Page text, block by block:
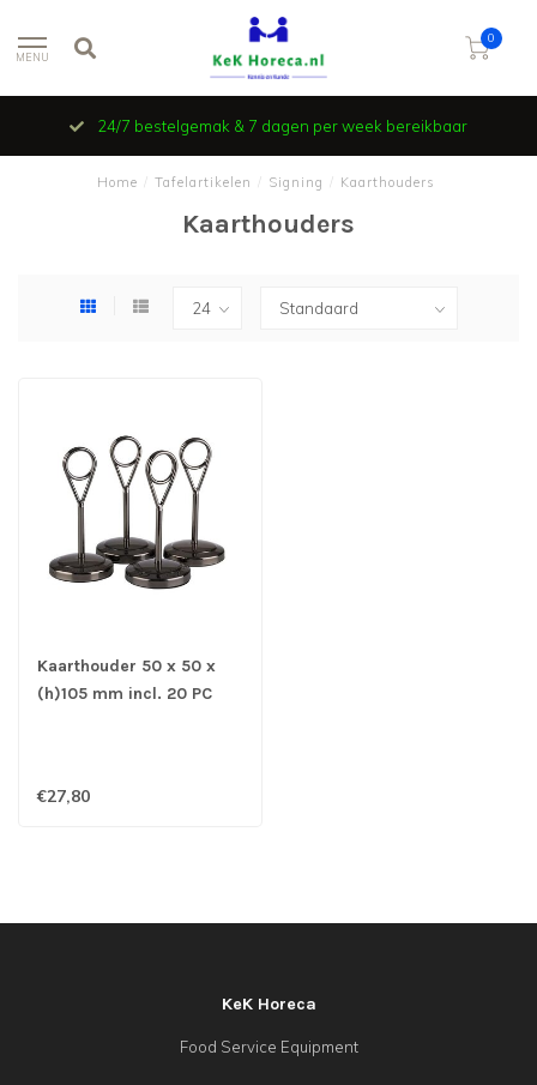
MENU
0
24/7 bestelgemak & 7 dagen per week bereikbaar
Home Tafelartikelen Signing Kaarthouders
Kaarthouders
Kaarthouder 50 x 50 x
(h)105 mm incl. 20 PC
€27,80
KeK Horeca
Food Service Equipment